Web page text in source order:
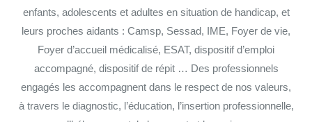
enfants, adolescents et adultes en situation de handicap, et
leurs proches aidants : Camsp, Sessad, IME, Foyer de vie,
Foyer d’accueil médicalisé, ESAT, dispositif d’emploi
accompagné, dispositif de répit … Des professionnels
engagés les accompagnent dans le respect de nos valeurs,
à travers le diagnostic, l’éducation, l’insertion professionnelle,